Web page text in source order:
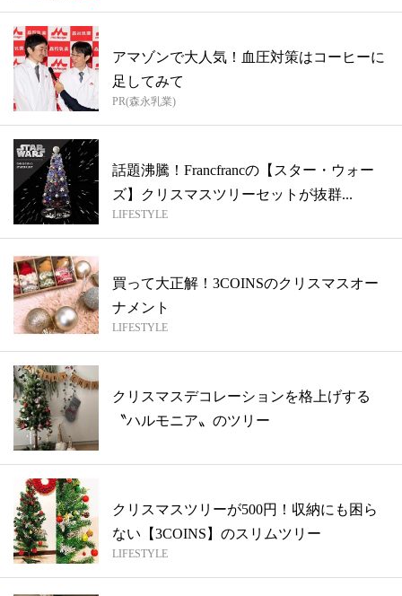
アマゾンで大人気！血圧対策はコーヒーに
足してみて
PR(森永乳業)
話題沸騰！Francfrancの【スター・ウォー
ズ】クリスマスツリーセットが抜群...
LIFESTYLE
買って大正解！3COINSのクリスマスオー
ナメント
LIFESTYLE
クリスマスデコレーションを格上げする
〝ハルモニア〟のツリー
クリスマスツリーが500円！収納にも困ら
ない【3COINS】のスリムツリー
LIFESTYLE